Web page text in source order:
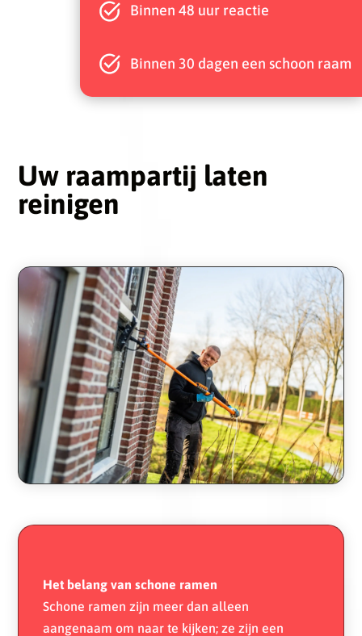
Binnen 48 uur reactie
Binnen 30 dagen een schoon raam
Uw raampartij laten
reinigen
Het belang van schone ramen
Schone ramen zijn meer dan alleen
aangenaam om naar te kijken; ze zijn een